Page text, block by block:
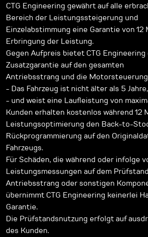
CTG Engineering gewährt auf alle
Bereich der Leistungssteigerung und
Einzelabstimmung eine Garantie von 12
Erbringung der Leistung.
Gegen Aufpreis bietet CTG
Zusatzgarantie auf den gesamten
Antriebsstrang und die
- Das Fahrzeug ist nicht älter als 5 Jahre,
- und weist eine Laufleistung von
Kunden erhalten kostenlos während 12
Leistungsoptimierung den Back-to-
Rückprogrammierung auf den
Fahrzeugs.
Für Schäden, die während oder infolge
Leistungsmessungen auf dem
Antriebsstrang oder sonstigen
übernimmt CTG Engineering keinerlei
Garantie.
Die Prüfstandsnutzung erfolgt auf
des Kunden.